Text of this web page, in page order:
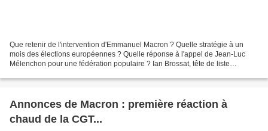
Que retenir de l'intervention d'Emmanuel Macron ? Quelle stratégie à un
mois des élections européennes ? Quelle réponse à l'appel de Jean-Luc
Mélenchon pour une fédération populaire ? Ian Brossat, tête de liste
Annonces de Macron : première réaction à
chaud de la CGT...